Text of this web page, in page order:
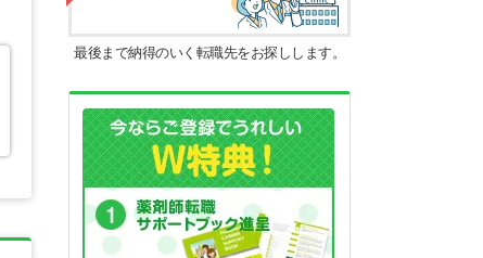
最後まで納得のいく転職先をお探しします。